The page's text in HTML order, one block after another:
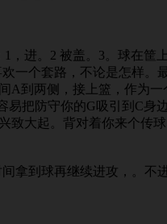
，进。2 被盖。3。球在筐
一个套路，不论是怎样。
A到两侧，接上篮，作为
易把防守你的G吸引到C身
致大起。背对着你来个传
拿到球再继续进攻，。不